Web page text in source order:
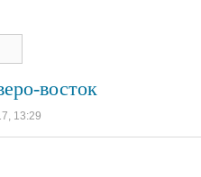
восток
13:29